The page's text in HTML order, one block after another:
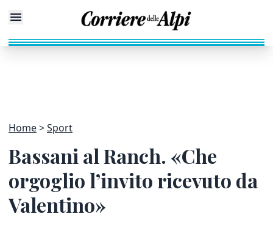
Home Sport
Bassani al Ranch. «Che
orgoglio l’invito ricevuto da
Valentino»